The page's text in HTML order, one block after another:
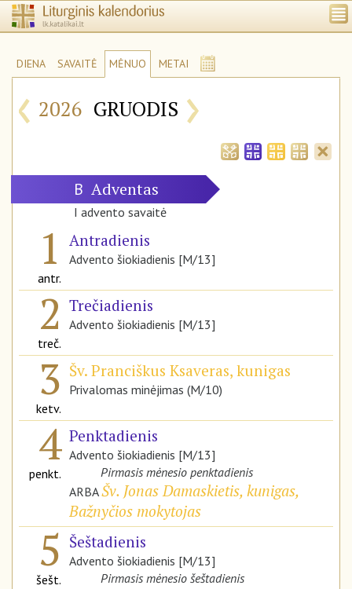
DIENA SAVAITĖ MĖNUO METAI
‹ 2026 GRUODIS ›
B Adventas
I advento savaitė
1
antr.
Antradienis
Advento šiokiadienis [M/13]
2
treč.
Trečiadienis
Advento šiokiadienis [M/13]
3
ketv.
Šv. Pranciškus Ksaveras, kunigas
Privalomas minėjimas (M/10)
4
penkt.
Penktadienis
Advento šiokiadienis [M/13]
Pirmasis mėnesio penktadienis
ARBAŠv. Jonas Damaskietis, kunigas,
Bažnyčios mokytojas
5
šešt.
Šeštadienis
Advento šiokiadienis [M/13]
Pirmasis mėnesio šeštadienis